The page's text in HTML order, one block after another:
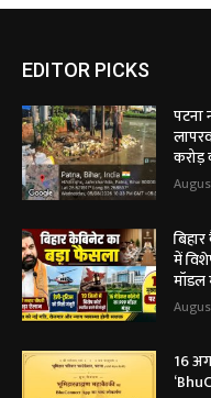
EDITOR PICKS
पटना
करोड़
में
मॉडल
16